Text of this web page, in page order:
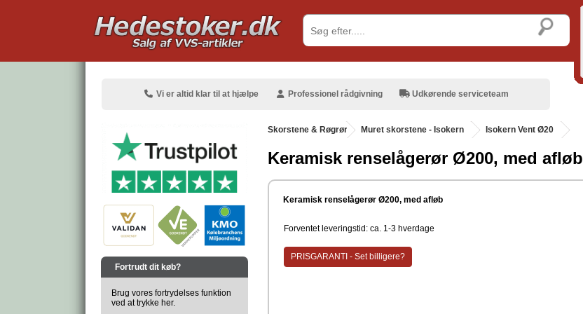
Vi er altid klar til at hjælpe Professionel rådgivning Udkørende serviceteam
Fortrudt dit køb?
Brug vores fortrydelses funktion
ved at trykke her.
Skorstene & Røgrør . Muret skorstene - Isokern Isokern Vent Ø20
Keramisk renselågerør Ø200, med afløb
Keramisk renselågerør Ø200, med afløb
Forventet leveringstid: ca. 1-3 hverdage
PRISGARANTI - Set billigere?